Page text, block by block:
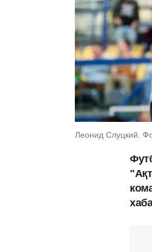
Леонид Слуцкий.